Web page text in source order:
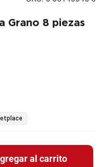
Grano 8 piezas
al carrito